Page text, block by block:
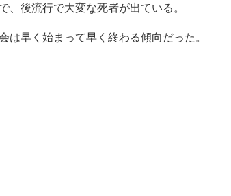
、後流行で大変な死者が出ている。
早く始まって早く終わる傾向だった。